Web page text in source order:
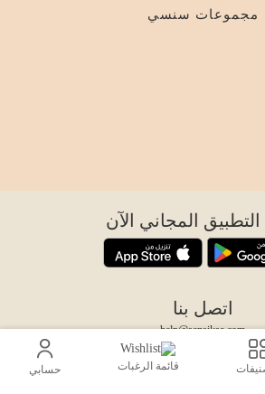
قائمة الرغبات حسابي
مجموعات سنسي
المجاني الآن
اتصل بنا
help@sensiksa.com
+966 920009538